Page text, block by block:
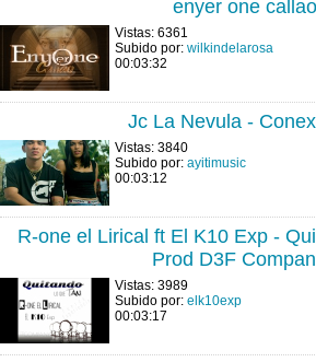
enyer one callao
Vistas: 6361
Subido por: wilkindelarosa
00:03:32
Jc La Nevula -
Vistas: 3840
Subido por: ayitimusic
00:03:12
R-one el Lirical ft El K10 Exp -
Prod D3F
Vistas: 3989
Subido por: elk10exp
00:03:17